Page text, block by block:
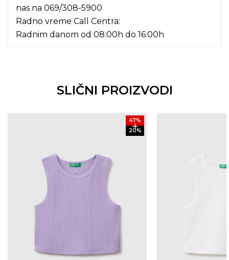
nas na 069/308-5900
Radno vreme Call Centra:
Radnim danom od 08:00h do 16:00h
SLIČNI PROIZVODI
47%
20%